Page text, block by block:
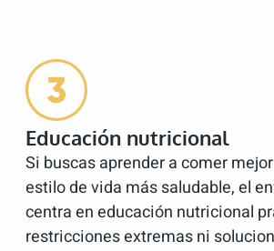
Educación nutricional
Si buscas aprender a comer
estilo de vida más saludable, el
centra en educación nutricional
restricciones extremas ni